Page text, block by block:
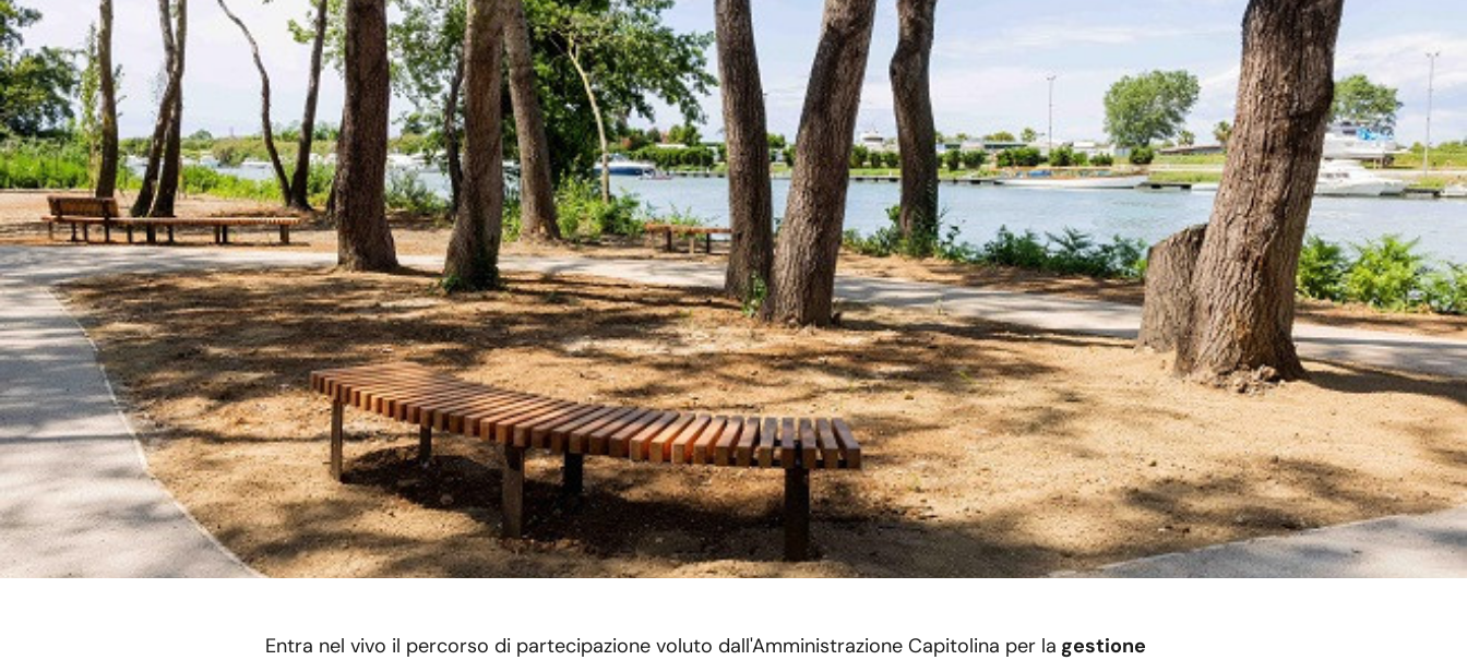
Entra nel vivo il percorso di partecipazione voluto dall'Amministrazione Capitolina per la gestione